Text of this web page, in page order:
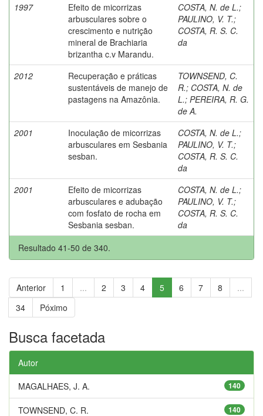
1997
Efeito de micorrizas
arbusculares sobre o
crescimento e nutrição
mineral de Brachiaria
brizantha c.v Marandu.
COSTA, N. de L.;
PAULINO, V. T.;
COSTA, R. S. C.
da
2012
Recuperação e práticas
sustentáveis de manejo de
pastagens na Amazônia.
TOWNSEND, C.
R.; COSTA, N. de
L.; PEREIRA, R. G.
de A.
2001
Inoculação de micorrizas
arbusculares em Sesbania
sesban.
COSTA, N. de L.;
PAULINO, V. T.;
COSTA, R. S. C.
da
2001
Efeito de micorrizas
arbusculares e adubação
com fosfato de rocha em
Sesbania sesban.
COSTA, N. de L.;
PAULINO, V. T.;
COSTA, R. S. C.
da
Resultado 41-50 de 340.
Anterior 1 ... 2 3 4 5 6 7 8
...
34
Póximo
Busca facetada
Autor
140
MAGALHAES, J. A.
140
TOWNSEND, C. R.